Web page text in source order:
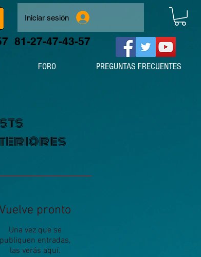
Iniciar sesión
81-27-47-43-57
FORO PREGUNTAS FRECUENTES
Vuelve pronto
Una vez que se
publiquen entradas,
las verás aquí.